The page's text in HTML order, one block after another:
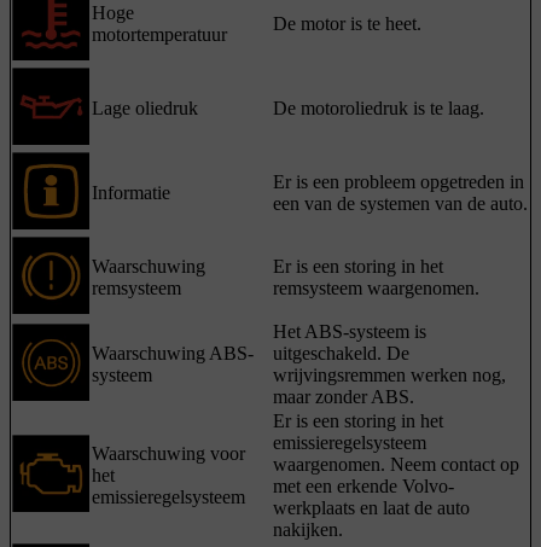
Hoge
motortemperatuur
De motor is te heet.
Lage oliedruk De motoroliedruk is te laag.
Informatie
Er is een probleem opgetreden in
een van de systemen van de auto.
Waarschuwing
remsysteem
Er is een storing in het
remsysteem waargenomen.
Waarschuwing ABS-
systeem
Het ABS-systeem is
uitgeschakeld. De
wrijvingsremmen werken nog,
maar zonder ABS.
Waarschuwing voor
het
emissieregelsysteem
Er is een storing in het
emissieregelsysteem
waargenomen. Neem contact op
met een erkende Volvo-
werkplaats en laat de auto
nakijken.